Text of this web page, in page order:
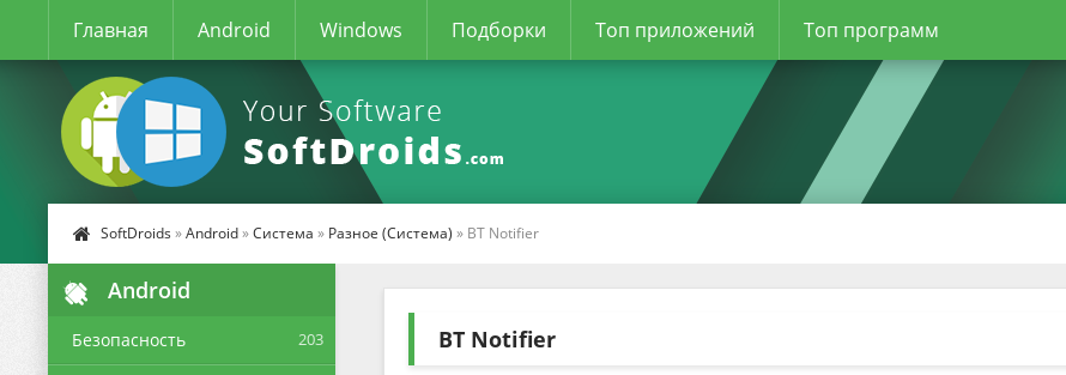
Главная Android Windows Подборки Топ приложений Топ программ
SoftDroids »Android»Система » Разное (Система) » BT Notifier
Android
Безопасность 203 BT Notifier